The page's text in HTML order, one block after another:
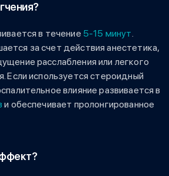
в течение 5-15 минут.
за счет действия анестетика,
расслабления или легкого
Если используется стероидный
влияние развивается в
и обеспечивает пролонгированное